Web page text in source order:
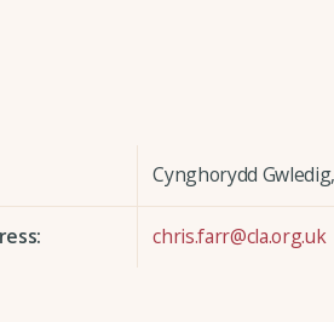
Cynghorydd
chris.farr@cla.org.uk